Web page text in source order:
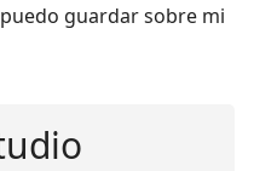
guardar sobre mi